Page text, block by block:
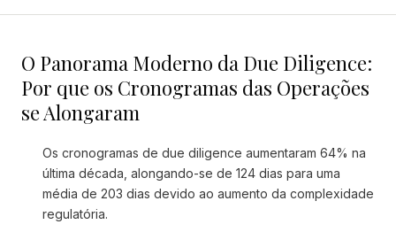
O Panorama Moderno da Due Diligence:
Por que os Cronogramas das Operações
se Alongaram
Os cronogramas de due diligence aumentaram 64% na
última década, alongando-se de 124 dias para uma
média de 203 dias devido ao aumento da complexidade
regulatória.